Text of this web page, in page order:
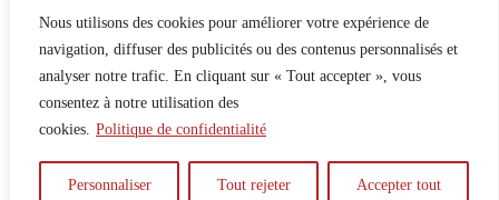
Nous utilisons des cookies pour améliorer votre expérience de
navigation, diffuser des publicités ou des contenus personnalisés et
analyser notre trafic. En cliquant sur « Tout accepter », vous
consentez à notre utilisation des
cookies. Politique de confidentialité
Personnaliser Tout rejeter Accepter tout